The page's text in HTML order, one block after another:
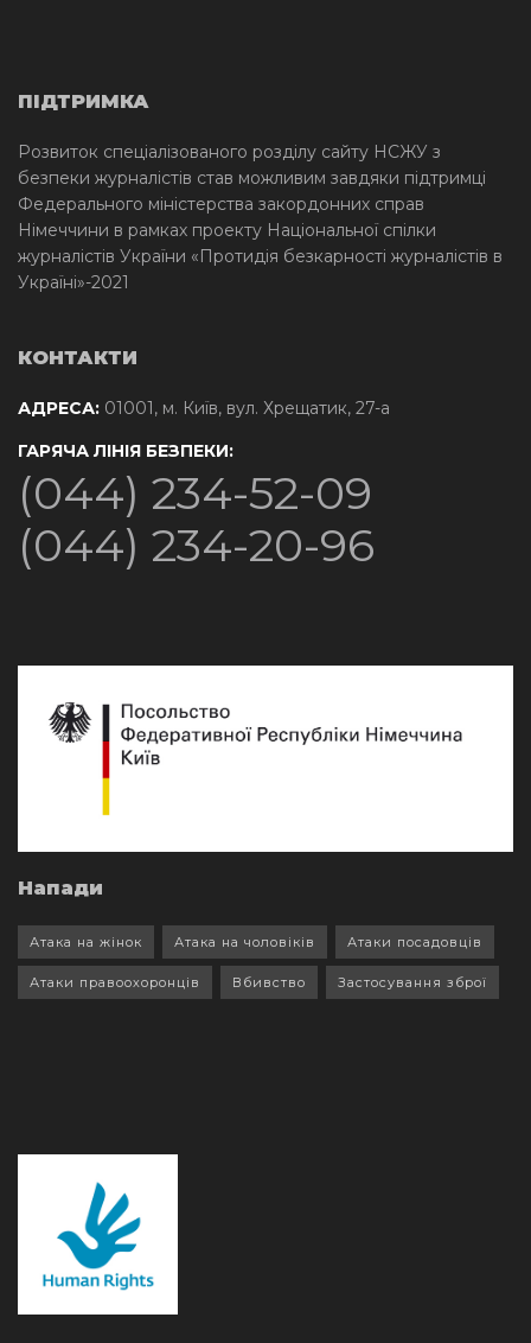
ПІДТРИМКА
Розвиток спеціалізованого розділу сайту НСЖУ з
безпеки журналістів став можливим завдяки підтримці
Федерального міністерства закордонних справ
Німеччини в рамках проекту Національної спілки
журналістів України «Протидія безкарності журналістів в
Україні»-2021
КОНТАКТИ
АДРЕСА: 01001, м. Київ, вул. Хрещатик, 27-а
ГАРЯЧА ЛІНІЯ БЕЗПЕКИ:
(044) 234-52-09
(044) 234-20-96
Напади
Атака на жінок Атака на чоловіків Атаки посадовців
Атаки правоохоронців Вбивство Застосування зброї